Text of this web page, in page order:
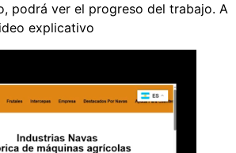
podrá ver el progreso del trabajo. A
explicativo